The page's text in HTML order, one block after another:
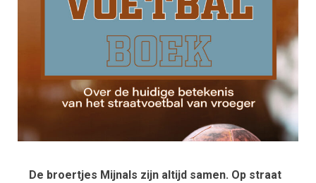
De broertjes Mijnals zijn altijd samen. Op straat